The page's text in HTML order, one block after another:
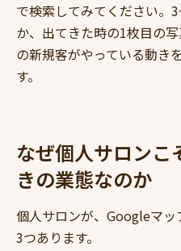
で検索してみてください。
か、出てきた時の1枚目の
の新規客がやっている動き
す。
なぜ個人サロン
きの業態なのか
個人サロンが、Googleマ
3つあります。